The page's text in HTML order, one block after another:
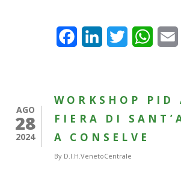
FacebookLinkedInTwitter
AGO
28
2024
WORKSHOP PID
FIERA DI
A CONSELVE
By D.I.H.VenetoCentrale